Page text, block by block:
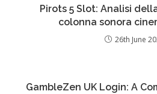
Pirots 5 Slot: Analisi
colonna sonora
26th June
GambleZen UK Login: A